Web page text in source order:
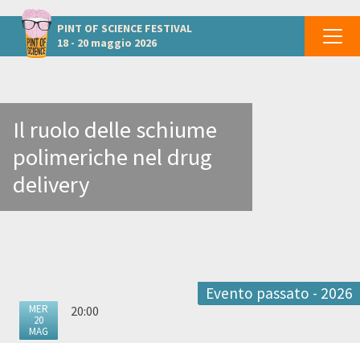
PINT OF SCIENCE FESTIVAL
18 - 20 maggio 2026
Altri eventi a Caserta
Il ruolo delle schiume
polimeriche nel drug
delivery
Evento passato - 2026
MER
20
MAG
20:00